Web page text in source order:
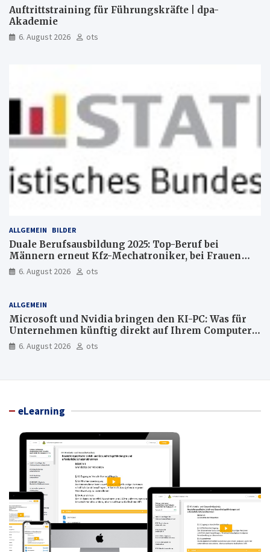
Auftrittstraining für Führungskräfte | dpa-
Akademie
6. August 2026 ots
ALLGEMEIN BILDER
Duale Berufsausbildung 2025: Top-Beruf bei
Männern erneut Kfz-Mechatroniker, bei Frauen
medizinische Fachangestellte
6. August 2026 ots
ALLGEMEIN
Microsoft und Nvidia bringen den KI-PC: Was für
Unternehmen künftig direkt auf Ihrem Computer
läuft und was weiter in der Cloud bleibt
6. August 2026 ots
eLearning